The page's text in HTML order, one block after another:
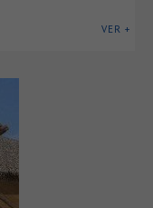
VER +